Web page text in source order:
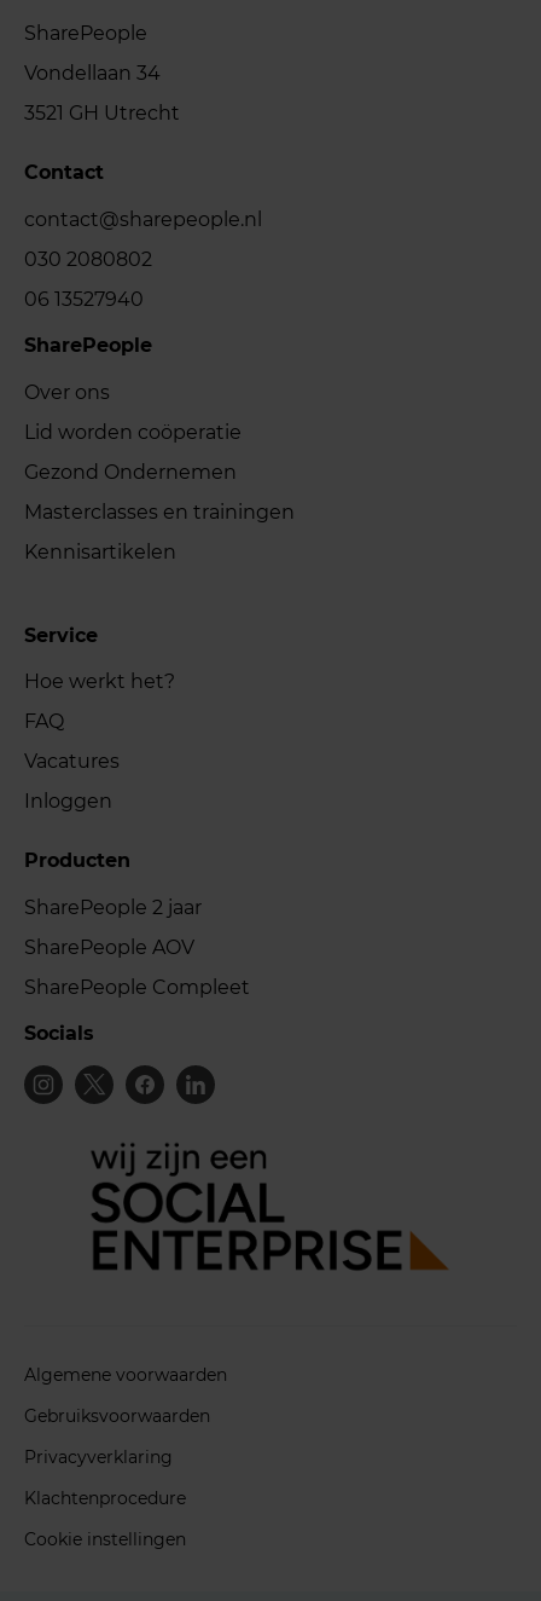
SharePeople
Vondellaan 34
3521 GH Utrecht
Contact
contact@sharepeople.nl
030 2080802
06 13527940
SharePeople
Over ons
Lid worden coöperatie
Gezond Ondernemen
Masterclasses en trainingen
Kennisartikelen
Service
Hoe werkt het?
FAQ
Vacatures
Inloggen
Producten
SharePeople 2 jaar
SharePeople AOV
SharePeople Compleet
Socials
Algemene voorwaarden
Gebruiksvoorwaarden
Privacyverklaring
Klachtenprocedure
Cookie instellingen